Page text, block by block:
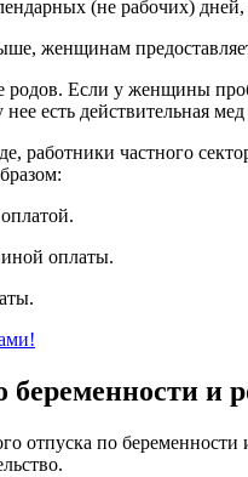
(не рабочих)
женщинам
Если у женщины
есть действительная мед
работники частного
оплаты.
и
отпуска по